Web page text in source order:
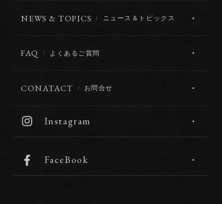
NEWS & TOPICS ニュース＆トピックス
FAQ よくあるご質問
CONATACT お問合せ
Instagram
FaceBook